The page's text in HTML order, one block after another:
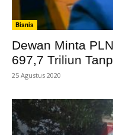
Bisnis
Dewan Minta
697,7 Triliun
25 Agustus 2020